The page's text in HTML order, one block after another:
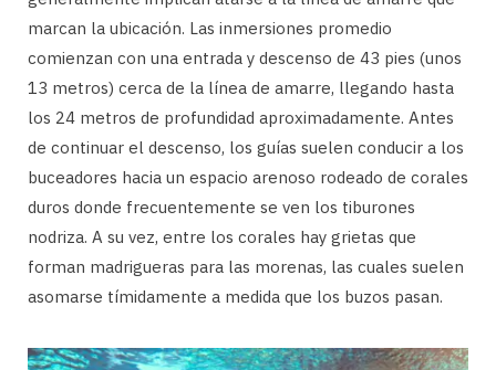
marcan la ubicación. Las inmersiones promedio
comienzan con una entrada y descenso de 43 pies (unos
13 metros) cerca de la línea de amarre, llegando hasta
los 24 metros de profundidad aproximadamente. Antes
de continuar el descenso, los guías suelen conducir a los
buceadores hacia un espacio arenoso rodeado de corales
duros donde frecuentemente se ven los tiburones
nodriza. A su vez, entre los corales hay grietas que
forman madrigueras para las morenas, las cuales suelen
asomarse tímidamente a medida que los buzos pasan.